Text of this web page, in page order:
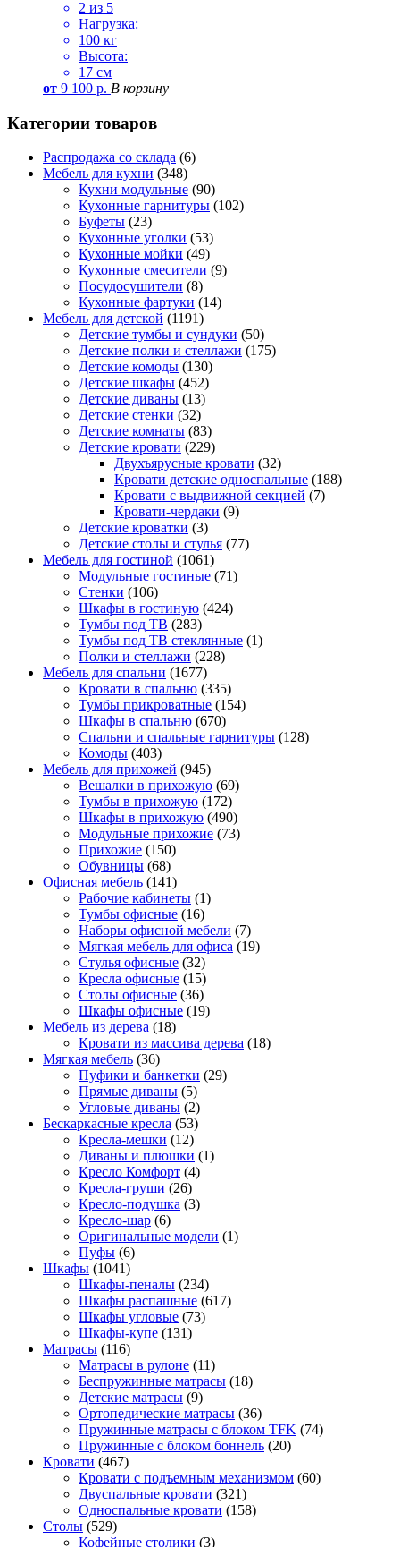
2 из 5
Нагрузка:
100 кг
Высота:
17 см
от 9 100 р. В корзину
Категории товаров
Распродажа со склада (6)
Мебель для кухни (348)
Кухни модульные (90)
Кухонные гарнитуры (102)
Буфеты (23)
Кухонные уголки (53)
Кухонные мойки (49)
Кухонные смесители (9)
Посудосушители (8)
Кухонные фартуки (14)
Мебель для детской (1191)
Детские тумбы и сундуки (50)
Детские полки и стеллажи (175)
Детские комоды (130)
Детские шкафы (452)
Детские диваны (13)
Детские стенки (32)
Детские комнаты (83)
Детские кровати (229)
Двухъярусные кровати (32)
Кровати детские односпальные (188)
Кровати с выдвижной секцией (7)
Кровати-чердаки (9)
Детские кроватки (3)
Детские столы и стулья (77)
Мебель для гостиной (1061)
Модульные гостиные (71)
Стенки (106)
Шкафы в гостиную (424)
Тумбы под ТВ (283)
Тумбы под ТВ стеклянные (1)
Полки и стеллажи (228)
Мебель для спальни (1677)
Кровати в спальню (335)
Тумбы прикроватные (154)
Шкафы в спальню (670)
Спальни и спальные гарнитуры (128)
Комоды (403)
Мебель для прихожей (945)
Вешалки в прихожую (69)
Тумбы в прихожую (172)
Шкафы в прихожую (490)
Модульные прихожие (73)
Прихожие (150)
Обувницы (68)
Офисная мебель (141)
Рабочие кабинеты (1)
Тумбы офисные (16)
Наборы офисной мебели (7)
Мягкая мебель для офиса (19)
Стулья офисные (32)
Кресла офисные (15)
Столы офисные (36)
Шкафы офисные (19)
Мебель из дерева (18)
Кровати из массива дерева (18)
Мягкая мебель (36)
Пуфики и банкетки (29)
Прямые диваны (5)
Угловые диваны (2)
Бескаркасные кресла (53)
Кресла-мешки (12)
Диваны и плюшки (1)
Кресло Комфорт (4)
Кресла-груши (26)
Кресло-подушка (3)
Кресло-шар (6)
Оригинальные модели (1)
Пуфы (6)
Шкафы (1041)
Шкафы-пеналы (234)
Шкафы распашные (617)
Шкафы угловые (73)
Шкафы-купе (131)
Матрасы (116)
Матрасы в рулоне (11)
Беспружинные матрасы (18)
Детские матрасы (9)
Ортопедические матрасы (36)
Пружинные матрасы с блоком TFK (74)
Пружинные с блоком боннель (20)
Кровати (467)
Кровати с подъемным механизмом (60)
Двуспальные кровати (321)
Односпальные кровати (158)
Столы (529)
Кофейные столики (3)